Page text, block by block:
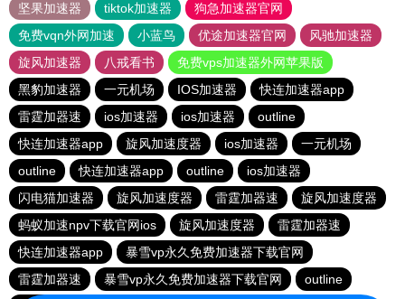
坚果加速器
tiktok加速器
狗急加速器官网
免费vqn外网加速
小蓝鸟 优途加速器官网
风驰加速器
旋风加速器
八戒看书
免费vps加速器外网苹果版
黑豹加速器
一元机场 IOS加速器
快连加速器app
雷霆加器速
ios加速器 ios加速器
outline
快连加速器app
旋风加速度器 ios加速器
一元机场
outline
快连加速器app outline
ios加速器
闪电猫加速器
旋风加速度器 雷霆加器速
旋风加速度器
蚂蚁加速npv下载官网ios
旋风加速度器
雷霆加器速
快连加速器app
暴雪vp永久免费加速器下载官网
雷霆加器速
暴雪vp永久免费加速器下载官网 outline